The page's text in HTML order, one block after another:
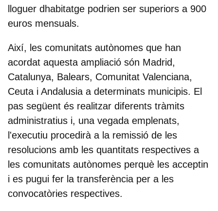
lloguer dhabitatge podrien ser superiors a 900
euros mensuals.
Així, les comunitats autònomes que han
acordat aquesta ampliació són Madrid,
Catalunya, Balears, Comunitat Valenciana,
Ceuta i Andalusia a determinats municipis. El
pas següent és realitzar diferents tràmits
administratius i, una vegada emplenats,
l'executiu procedirà a la remissió de les
resolucions amb les quantitats respectives a
les comunitats autònomes perquè les acceptin
i es pugui fer la transferència per a les
convocatòries respectives.